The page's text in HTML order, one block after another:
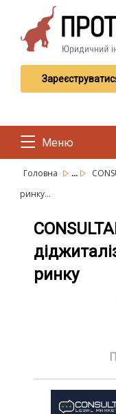
Меню
Головна ...
ринку...
ринку